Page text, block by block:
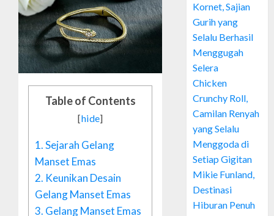
Table of Contents
[hide]
1.Sejarah Gelang
Manset Emas
2. Keunikan Desain
Gelang Manset Emas
3. Gelang Manset Emas
Kornet, Sajian
Gurih yang
Selalu Berhasil
Menggugah
Selera
Chicken
Crunchy Roll,
Camilan Renyah
yang Selalu
Menggoda di
Setiap Gigitan
Mikie Funland,
Destinasi
Hiburan Penuh